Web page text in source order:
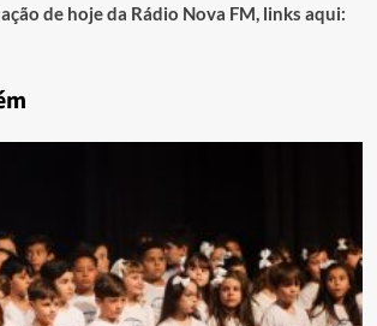
de hoje da Rádio Nova FM, links aqui: